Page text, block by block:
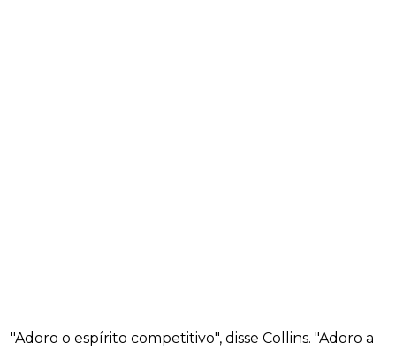
"Adoro o espírito competitivo", disse Collins. "Adoro a